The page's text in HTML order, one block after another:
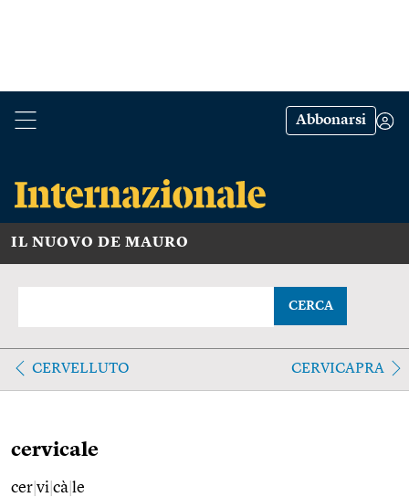
Abbonarsi
IL NUOVO DE MAURO
CERCA
CERVELLUTO CERVICAPRA
cervicale
cer vi cà le